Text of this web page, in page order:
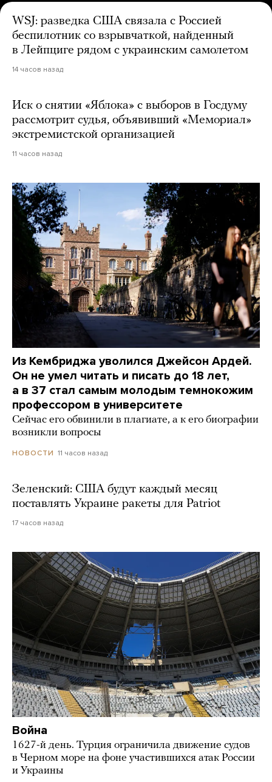
WSJ: разведка США связала с Россией
беспилотник со взрывчаткой, найденный
в Лейпциге рядом с украинским самолетом
14 часов назад
Иск о снятии «Яблока» с выборов в Госдуму
рассмотрит судья, объявивший «Мемориал»
экстремистской организацией
11 часов назад
Из Кембриджа уволился Джейсон Ардей.
Он не умел читать и писать до 18 лет,
а в 37 стал самым молодым темнокожим
профессором в университете
Сейчас его обвинили в плагиате, а к его биографии
возникли вопросы
НОВОСТИ 11 часов назад
Зеленский: США будут каждый месяц
поставлять Украине ракеты для Patriot
17 часов назад
Война
1627-й день. Турция ограничила движение судов
в Черном море на фоне участившихся атак России
и Украины